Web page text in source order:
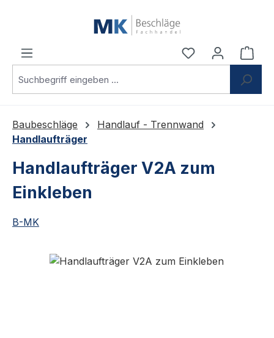
Du hast 0
Baubeschläge
Handlauf - Trennwand
Handlaufträger
Handlaufträger V2A zum
Einkleben
B-MK